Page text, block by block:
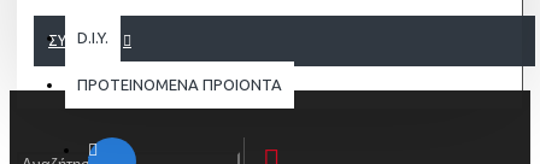
D.I.Y.
ΠΡΟΤΕΙΝΟΜΕΝΑ ΠΡΟΙΟΝΤΑ
ΣΥΝΈΧΕΙΑ